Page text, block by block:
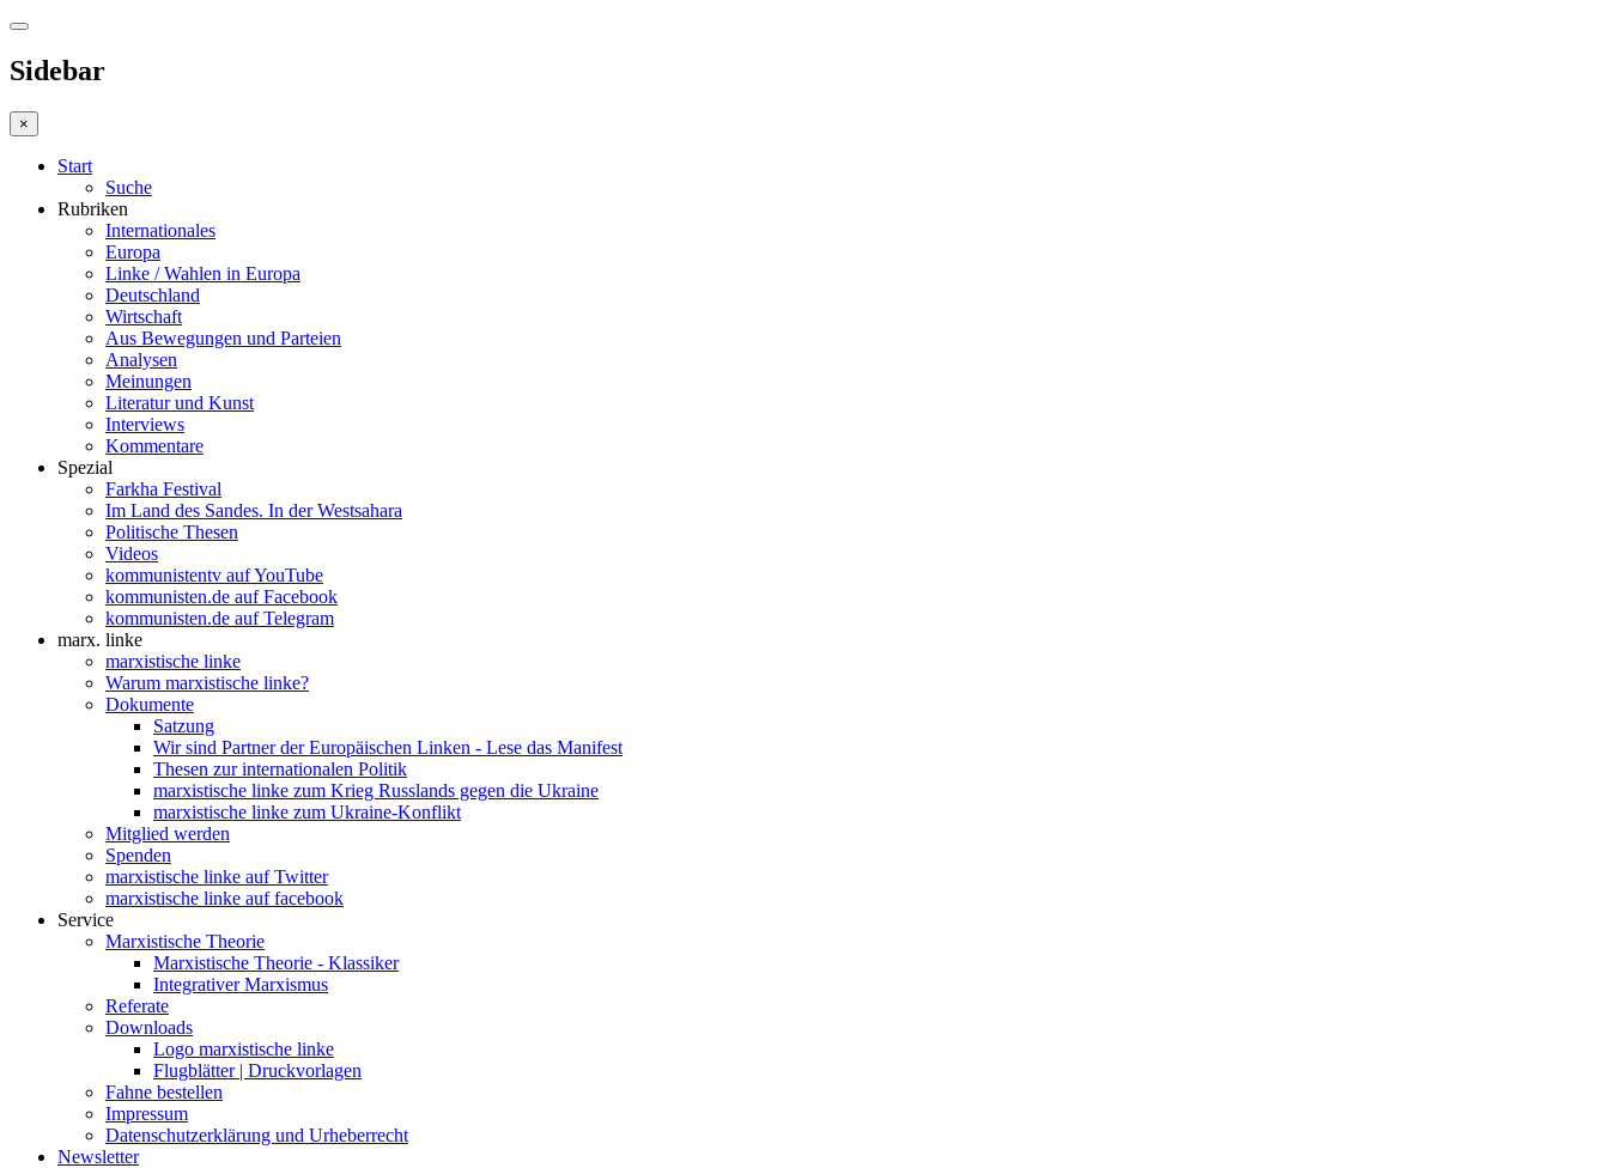
Sidebar
×
Start
Suche
Rubriken
Internationales
Europa
Linke / Wahlen in Europa
Deutschland
Wirtschaft
Aus Bewegungen und Parteien
Analysen
Meinungen
Literatur und Kunst
Interviews
Kommentare
Spezial
Farkha Festival
Im Land des Sandes. In der Westsahara
Politische Thesen
Videos
kommunistentv auf YouTube
kommunisten.de auf Facebook
kommunisten.de auf Telegram
marx. linke
marxistische linke
Warum marxistische linke?
Dokumente
Satzung
Wir sind Partner der Europäischen Linken - Lese das Manifest
Thesen zur internationalen Politik
marxistische linke zum Krieg Russlands gegen die Ukraine
marxistische linke zum Ukraine-Konflikt
Mitglied werden
Spenden
marxistische linke auf Twitter
marxistische linke auf facebook
Service
Marxistische Theorie
Marxistische Theorie - Klassiker
Integrativer Marxismus
Referate
Downloads
Logo marxistische linke
Flugblätter | Druckvorlagen
Fahne bestellen
Impressum
Datenschutzerklärung und Urheberrecht
Newsletter